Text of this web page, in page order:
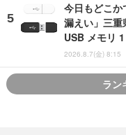
今日もどこ
漏えい」三重
USB メモリ
2026.8.7(金) 8:15
ラン